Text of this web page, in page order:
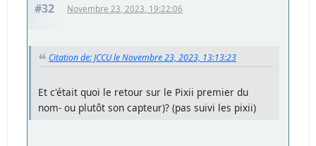
#32 Novembre 23, 2023, 19:22:06
Citation de: JCCU le Novembre 23, 2023, 13:13:23
Et c'était quoi le retour sur le Pixii premier du
nom- ou plutôt son capteur)? (pas suivi les pixii)